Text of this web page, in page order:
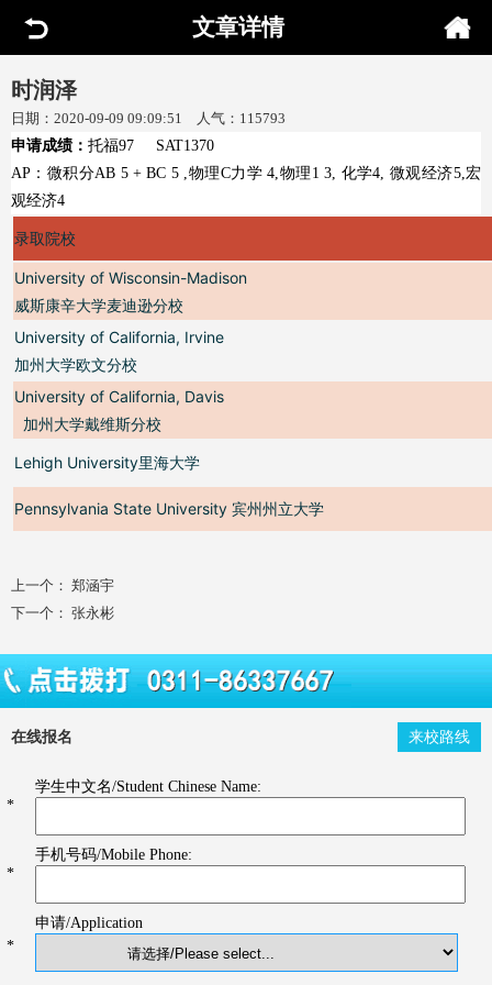
文章详情
时润泽
日期：2020-09-09 09:09:51 人气：115793
申请成绩： 托福97 SAT1370
AP：微积分AB 5 + BC 5 ,物理C力学 4,物理1 3, 化学4, 微观经济5,宏
观经济4
录取院校
University of Wisconsin-Madison
威斯康辛大学麦迪逊分校
University of California, Irvine
加州大学欧文分校
University of California, Davis
加州大学戴维斯分校
Lehigh University里海大学
Pennsylvania State University 宾州州立大学
上一个： 郑涵宇
下一个： 张永彬
在线报名 来校路线
*
学生中文名/Student Chinese Name:
*
手机号码/Mobile Phone:
*
申请/Application